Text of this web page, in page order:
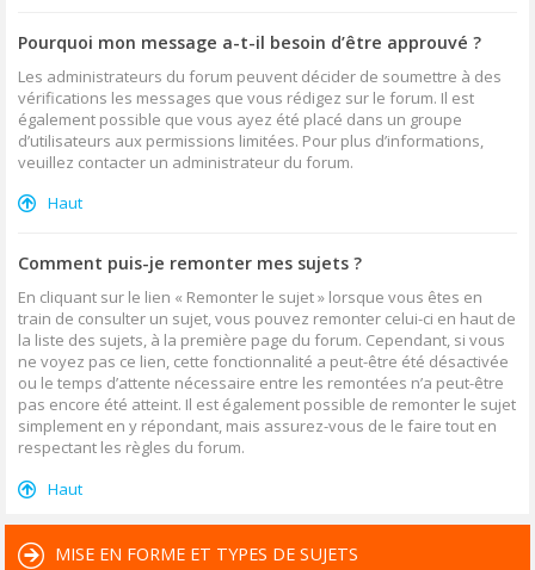
Pourquoi mon message a-t-il besoin d’être approuvé ?
Les administrateurs du forum peuvent décider de soumettre à des
vérifications les messages que vous rédigez sur le forum. Il est
également possible que vous ayez été placé dans un groupe
d’utilisateurs aux permissions limitées. Pour plus d’informations,
veuillez contacter un administrateur du forum.
Haut
Comment puis-je remonter mes sujets ?
En cliquant sur le lien « Remonter le sujet » lorsque vous êtes en
train de consulter un sujet, vous pouvez remonter celui-ci en haut de
la liste des sujets, à la première page du forum. Cependant, si vous
ne voyez pas ce lien, cette fonctionnalité a peut-être été désactivée
ou le temps d’attente nécessaire entre les remontées n’a peut-être
pas encore été atteint. Il est également possible de remonter le sujet
simplement en y répondant, mais assurez-vous de le faire tout en
respectant les règles du forum.
Haut
MISE EN FORME ET TYPES DE SUJETS